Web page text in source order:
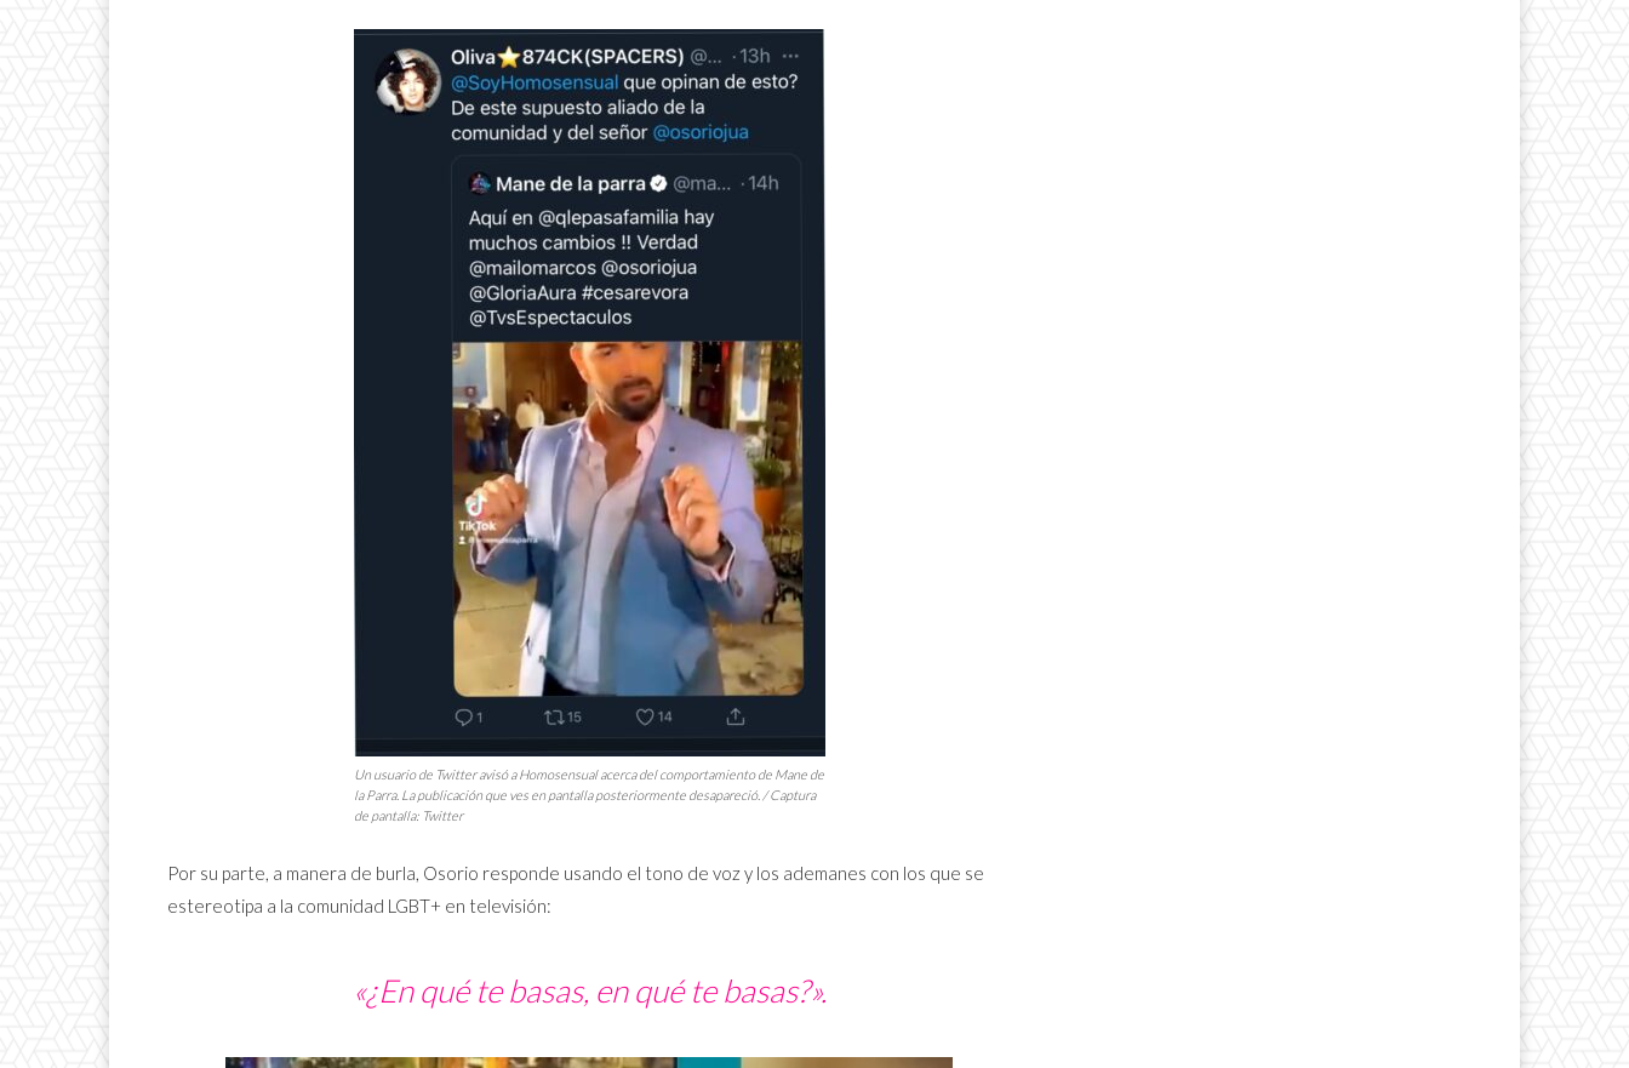
Un usuario de Twitter avisó a Homosensual acerca del comportamiento de Mane de
la Parra. La publicación que ves en pantalla posteriormente desapareció. / Captura
de pantalla: Twitter
Por su parte, a manera de burla, Osorio responde usando el tono de voz y los ademanes con los que se
estereotipa a la comunidad LGBT+ en televisión:
«¿En qué te basas, en qué te basas?».